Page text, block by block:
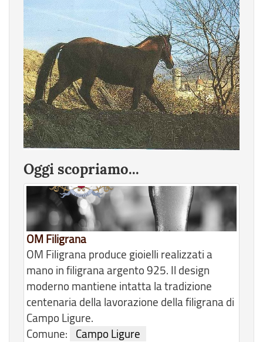
Oggi scopriamo...
OM Filigrana
OM Filigrana produce gioielli realizzati a
mano in filigrana argento 925. Il design
moderno mantiene intatta la tradizione
centenaria della lavorazione della filigrana di
Campo Ligure.
Comune:
Campo Ligure